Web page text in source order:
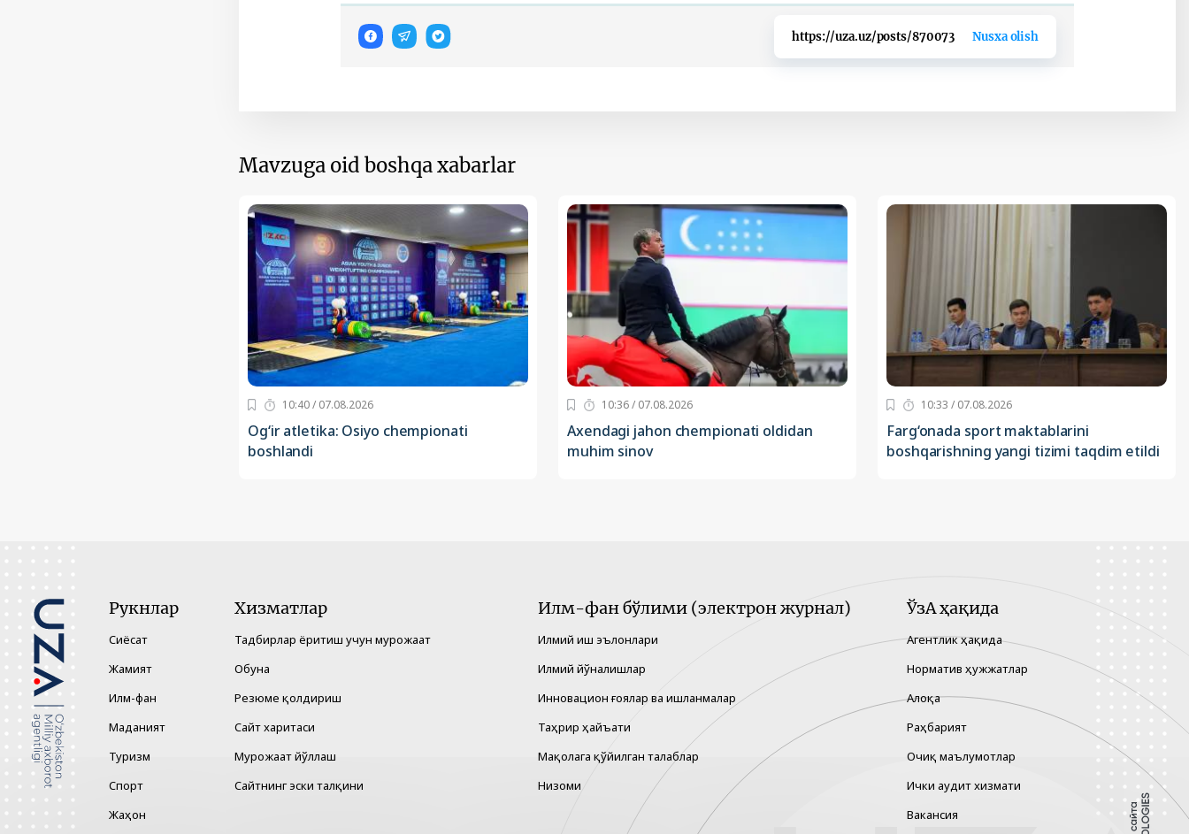
https://uza.uz/posts/870073 Nusxa olish
Mavzuga oid boshqa xabarlar
10:40 / 07.08.2026
Og‘ir atletika: Osiyo chempionati
boshlandi
10:36 / 07.08.2026
Axendagi jahon chempionati oldidan
muhim sinov
10:33 / 07.08.2026
Farg‘onada sport maktablarini
boshqarishning yangi tizimi taqdim etildi
Рукнлар
Сиёсат
Жамият
Илм-фан
Маданият
Туризм
Спорт
Жаҳон
Хизматлар
Тадбирлар ёритиш учун мурожаат
Обуна
Резюме қолдириш
Сайт харитаси
Мурожаат йўллаш
Сайтнинг эски талқини
Илм-фан бўлими (электрон журнал)
Илмий иш эълонлари
Илмий йўналишлар
Инновацион ғоялар ва ишланмалар
Таҳрир ҳайъати
Мақолага қўйилган талаблар
Низоми
ЎзА ҳақида
Агентлик ҳақида
Норматив ҳужжатлар
Алоқа
Раҳбарият
Очиқ маълумотлар
Ички аудит хизмати
Вакансия